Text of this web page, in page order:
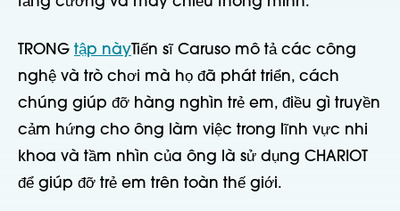
TRONG tập này Tiến sĩ Caruso mô tả các công
nghệ và trò chơi mà họ đã phát triển, cách
chúng giúp đỡ hàng nghìn trẻ em, điều gì truyền
cảm hứng cho ông làm việc trong lĩnh vực nhi
khoa và tầm nhìn của ông là sử dụng CHARIOT
để giúp đỡ trẻ em trên toàn thế giới.